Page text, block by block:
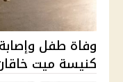
كنيسة ميت